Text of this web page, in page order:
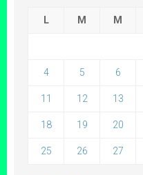
L M M
4 5 6
11 12 13
18 19 20
25 26 27